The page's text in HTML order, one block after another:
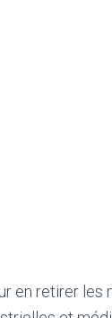
en retirer les